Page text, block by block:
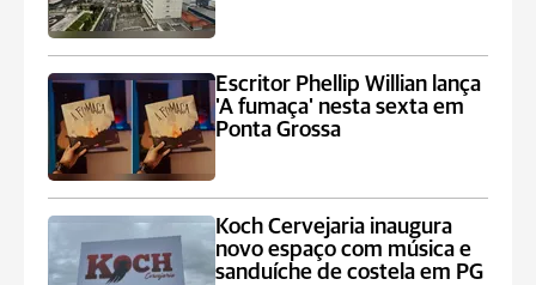
Escritor Phellip Willian lança
'A fumaça' nesta sexta em
Ponta Grossa
Koch Cervejaria inaugura
novo espaço com música e
sanduíche de costela em PG